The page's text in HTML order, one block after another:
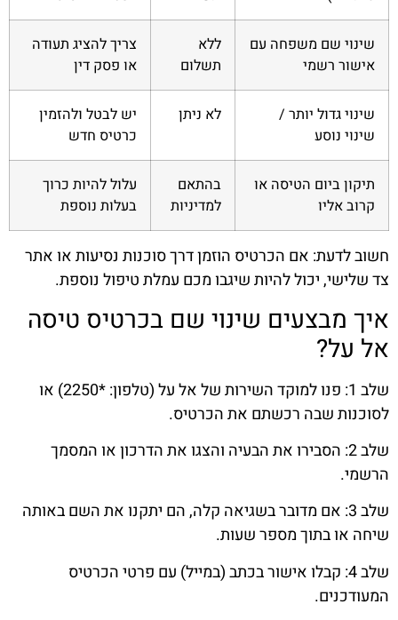
שינוי שם משפחה עם
אישור רשמי
ללא
תשלום
צריך להציג תעודה
או פסק דין
שינוי גדול יותר /
שינוי נוסע
לא ניתן
יש לבטל ולהזמין
כרטיס חדש
תיקון ביום הטיסה או
קרוב אליו
בהתאם
למדיניות
עלול להיות כרוך
בעלות נוספת
חשוב לדעת: אם הכרטיס הוזמן דרך סוכנות נסיעות או אתר
צד שלישי, יכול להיות שיגבו מכם עמלת טיפול נוספת.
איך מבצעים שינוי שם בכרטיס טיסה
אל על?
שלב 1: פנו למוקד השירות של אל על (טלפון: *2250) או
לסוכנות שבה רכשתם את הכרטיס.
שלב 2: הסבירו את הבעיה והצגו את הדרכון או המסמך
הרשמי.
שלב 3: אם מדובר בשגיאה קלה, הם יתקנו את השם באותה
שיחה או בתוך מספר שעות.
שלב 4: קבלו אישור בכתב (במייל) עם פרטי הכרטיס
המעודכנים.